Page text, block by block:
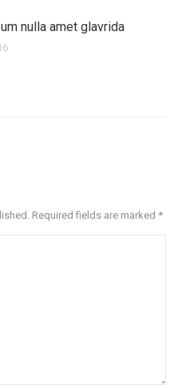
nulla amet glavrida
Required fields are marked *